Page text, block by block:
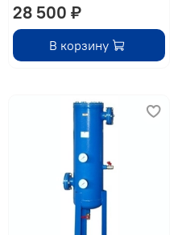
28 500 ₽
В корзину